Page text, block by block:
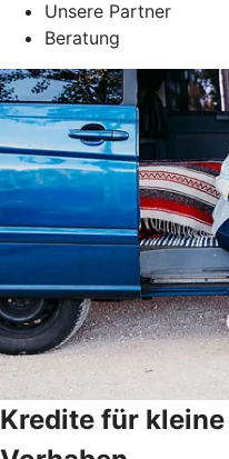
Unsere Partner
Beratung
Kredite für